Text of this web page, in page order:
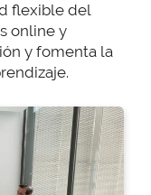
flexible del
online y
y fomenta la